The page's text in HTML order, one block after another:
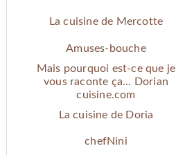
La cuisine de Mercotte
Amuses-bouche
Mais pourquoi est-ce que je
vous raconte ça... Dorian
cuisine.com
La cuisine de Doria
chefNini